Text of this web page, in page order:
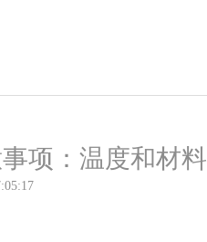
项：温度和材料